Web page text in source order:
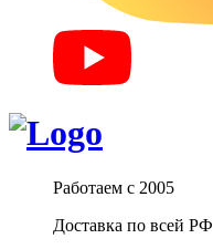
Работаем с 2005
Доставка по всей РФ